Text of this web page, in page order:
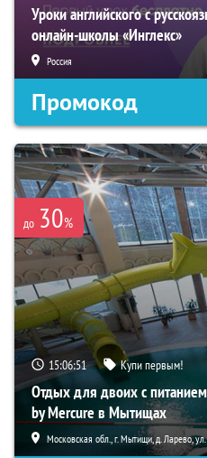
Уроки английского с
онлайн-школы «Инглекс»
Россия
Промокод
до 30%
15:06:50 Купи первым!
Отдых для двоих с
by Mercure в Мытищах
Московская обл., г. Мытищи, д. Ларево,